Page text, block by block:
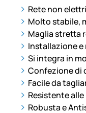
Rete non
Molto stabile,
Maglia stretta
Installazione
Si integra in
Confezione di
Facile da
Resistente
Robusta e